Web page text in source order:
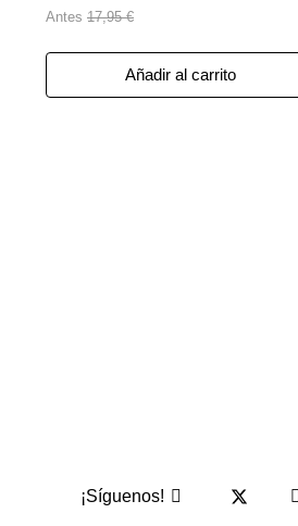
Antes 17,95 €
Añadir al carrito
¡Síguenos!